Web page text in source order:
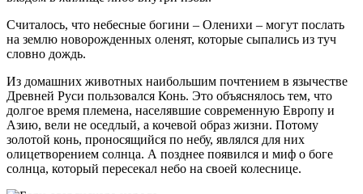
Считалось, что небесные богини – Оленихи – могут послать
на землю новорожденных оленят, которые сыпались из туч
словно дождь.
Из домашних животных наибольшим почтением в язычестве
Древней Руси пользовался Конь. Это объяснялось тем, что
долгое время племена, населявшие современную Европу и
Азию, вели не оседлый, а кочевой образ жизни. Потому
золотой конь, проносящийся по небу, являлся для них
олицетворением солнца. А позднее появился и миф о боге
солнца, который пересекал небо на своей колеснице.